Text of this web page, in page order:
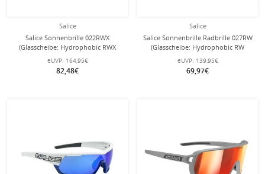
Salice
Salice Sonnenbrille 022RWX
(Glasscheibe: Hydrophobic RWX
Blau) schwarz/blau
eUVP: 164,95€
82,48€
Salice
Salice Sonnenbrille Radbrille 027RW
(Glasscheibe: Hydrophobic RW
Schwarz) schwarz/schwarz
eUVP: 139,95€
69,97€